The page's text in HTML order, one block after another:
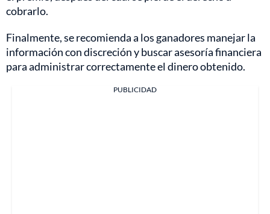
cobrarlo.
Finalmente, se recomienda a los ganadores manejar la
información con discreción y buscar asesoría financiera
para administrar correctamente el dinero obtenido.
PUBLICIDAD